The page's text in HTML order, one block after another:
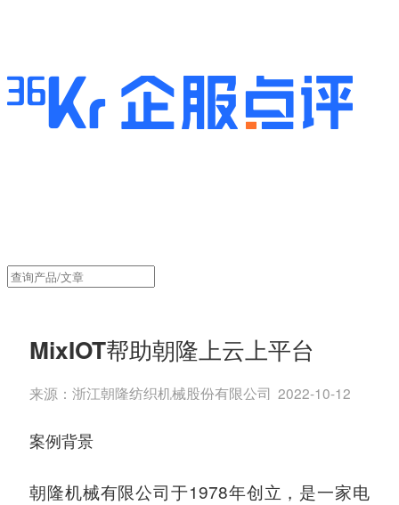
MixIOT帮助朝隆上云上平台
来源：浙江朝隆纺织机械股份有限公司 2022-10-12
案例背景
朝隆机械有限公司于1978年创立，是一家电